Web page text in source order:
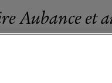
Aubance et